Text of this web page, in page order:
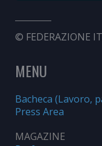
© FEDERAZIONE
MENU
Bacheca (Lavoro,
Press Area
MAGAZINE